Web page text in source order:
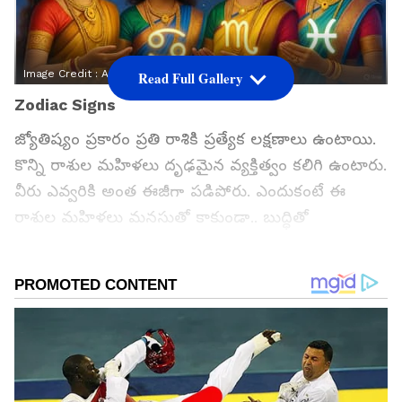
Image Credit : AI
Zodiac Signs
జ్యోతిష్యం ప్రకారం ప్రతి రాశికి ప్రత్యేక లక్షణాలు ఉంటాయి.
కొన్ని రాశుల మహిళలు దృఢమైన వ్యక్తిత్వం కలిగి ఉంటారు.
వీరు ఎవ్వరికి అంత ఈజీగా పడిపోరు. ఎందుకంటే ఈ
రాశుల మహిళలు మనసుతో కాకుండా.. బుద్ధితో
ను మీ ఫ్రిఫర్డ్ సోర్స్ గా ఎంచుకోండి
Read Full Gallery